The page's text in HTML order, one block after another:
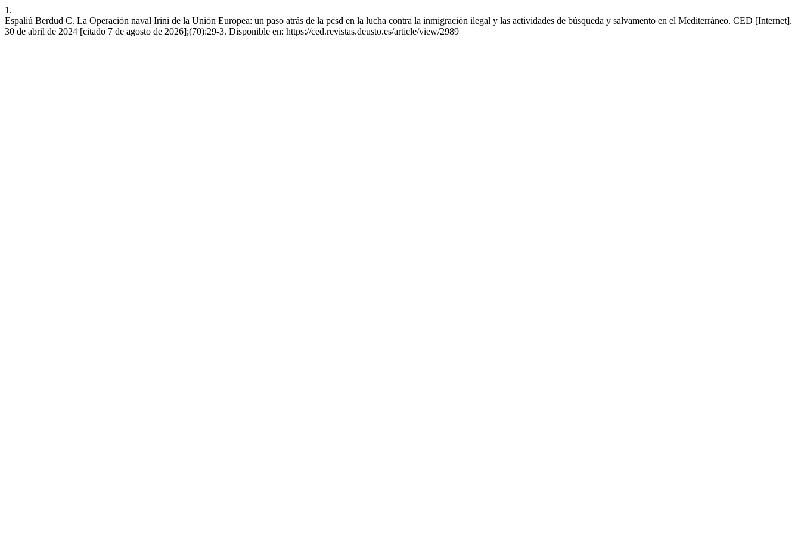
1.
Espaliú Berdud C. La Operación naval Irini de la Unión Europea: un paso atrás de la pcsd en la lucha contra la inmigración ilegal y las actividades de búsqueda y salvamento en el Mediterráneo. CED [Internet].
30 de abril de 2024 [citado 7 de agosto de 2026];(70):29-3. Disponible en: https://ced.revistas.deusto.es/article/view/2989